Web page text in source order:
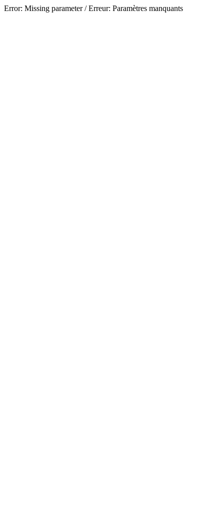
Error: Missing parameter / Erreur: Paramètres manquants